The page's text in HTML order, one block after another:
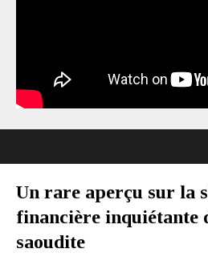
Un rare aperçu sur la
financière inquiétante
saoudite